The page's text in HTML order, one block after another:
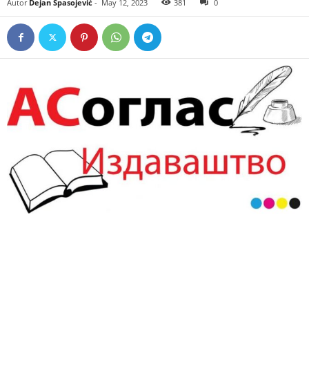
Autor Dejan Spasojević - May 12, 2023 381 0